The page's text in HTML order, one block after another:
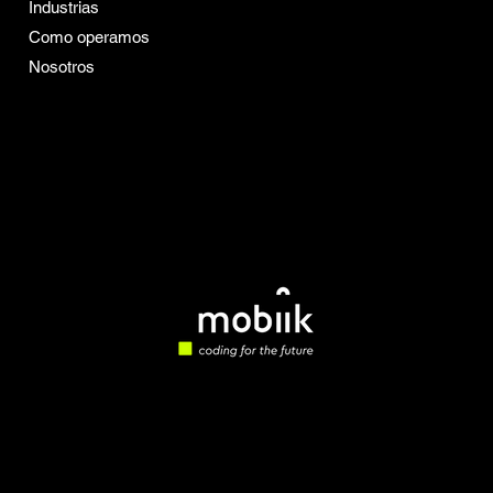
Industrias
Como operamos
Nosotros